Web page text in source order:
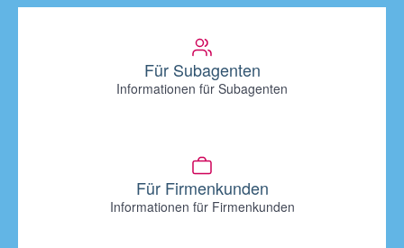
Für Subagenten
Informationen für Subagenten
Für Firmenkunden
Informationen für Firmenkunden